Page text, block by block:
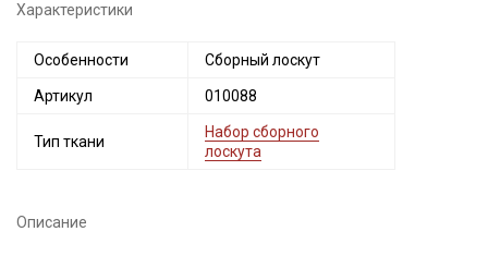
Характеристики
Особенности Сборный лоскут
Артикул 010088
Тип ткани
Набор сборного
лоскута
Описание
Секретная рассылка от Купава
Мы публикуем здесь дополнительные
промокоды и скидки до 30% на узкие
категории тканей